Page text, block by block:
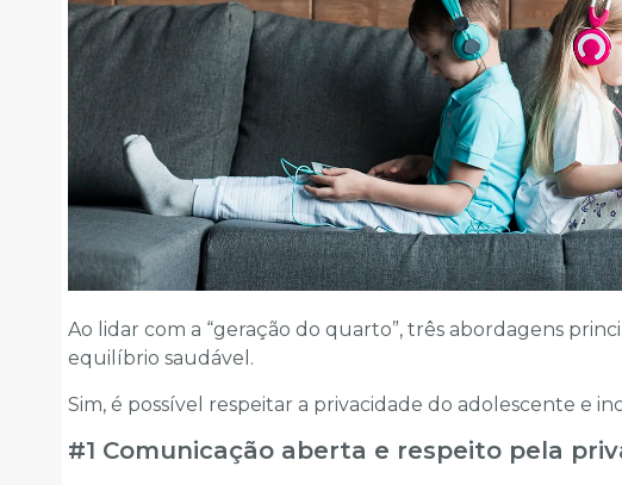
Ao lidar com a “geração do quarto”, três abordagens
equilíbrio saudável.
Sim, é possível respeitar a privacidade do adolescente e
#1 Comunicação aberta e respeito pela